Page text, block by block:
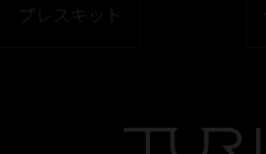
プレスキット